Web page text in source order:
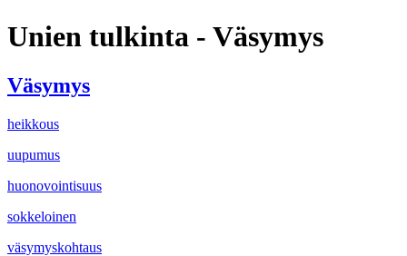
Unien tulkinta - Väsymys
Väsymys
heikkous
uupumus
huonovointisuus
sokkeloinen
väsymyskohtaus